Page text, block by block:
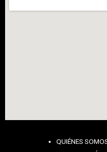
QUIÉNES